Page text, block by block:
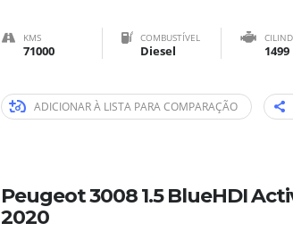
KMS
71000
COMBUSTÍVEL
Diesel 1499
ADICIONAR À LISTA PARA COMPARAÇÃO
Peugeot 3008 1.5 BlueHDI
2020